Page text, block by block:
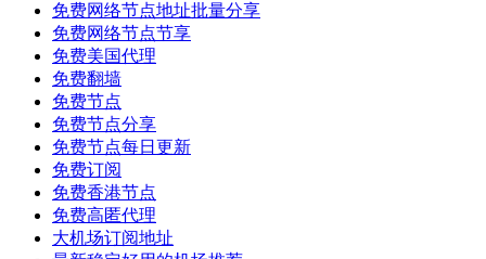
免费网络节点地址批量分享
免费网络节点节享
免费美国代理
免费翻墙
免费节点
免费节点分享
免费节点每日更新
免费订阅
免费香港节点
免费高匿代理
大机场订阅地址